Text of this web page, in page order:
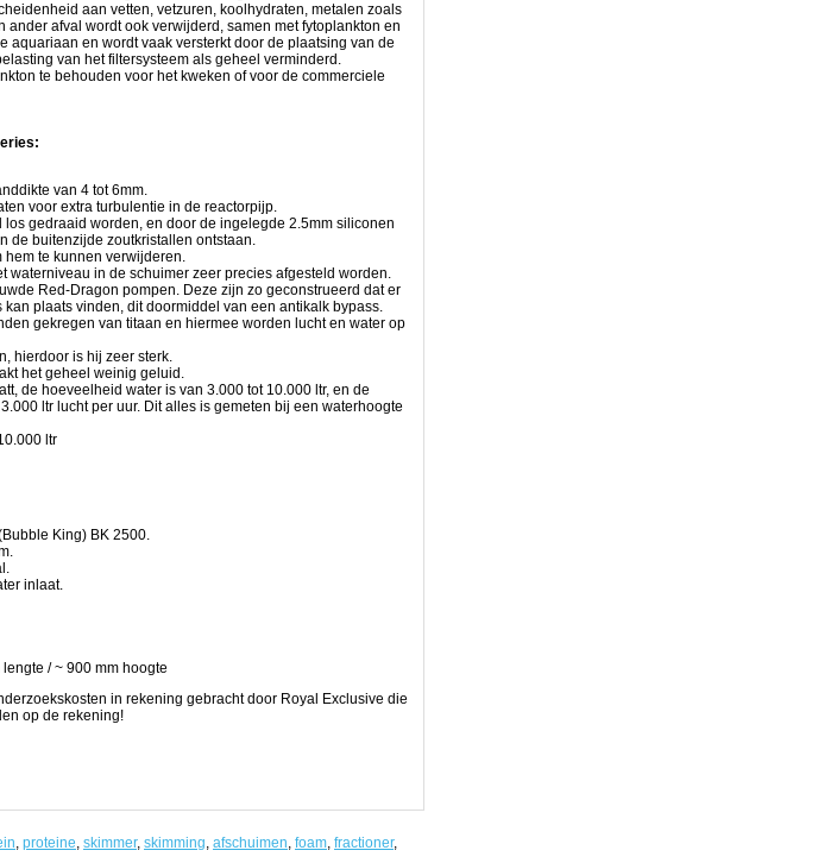
aan vetten, vetzuren, koolhydraten, metalen zoals
afval wordt ook verwijderd, samen met fytoplankton en
aquariaan en wordt vaak versterkt door de plaatsing van de
van het filtersysteem als geheel verminderd.
te behouden voor het kweken of voor de commerciele
van 4 tot 6mm.
voor extra turbulentie in de reactorpijp.
gedraaid worden, en door de ingelegde 2.5mm siliconen
de buitenzijde zoutkristallen ontstaan.
hem te kunnen verwijderen.
waterniveau in de schuimer zeer precies afgesteld worden.
Red-Dragon pompen. Deze zijn zo geconstrueerd dat er
plaats vinden, dit doormiddel van een antikalk bypass.
gekregen van titaan en hiermee worden lucht en water op
hierdoor is hij zeer sterk.
het geheel weinig geluid.
de hoeveelheid water is van 3.000 tot 10.000 ltr, en de
ltr lucht per uur. Dit alles is gemeten bij een waterhoogte
ltr
King) BK 2500.
inlaat.
/ ~ 900 mm hoogte
in rekening gebracht door Royal Exclusive die
op de rekening!
, proteine, skimmer, skimming, afschuimen, foam, fractioner,